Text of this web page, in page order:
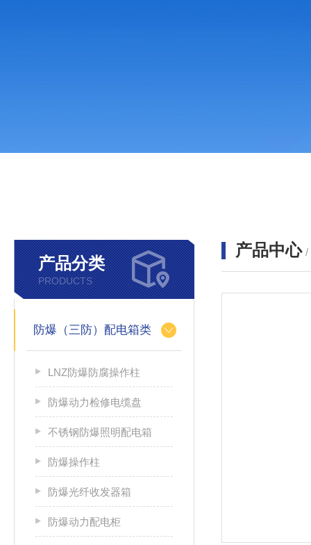
产品分类
PRODUCTS
防爆（三防）配电箱类
LNZ防爆防腐操作柱
防爆动力检修电缆盘
不锈钢防爆照明配电箱
防爆操作柱
防爆光纤收发器箱
防爆动力配电柜
产品中心 /